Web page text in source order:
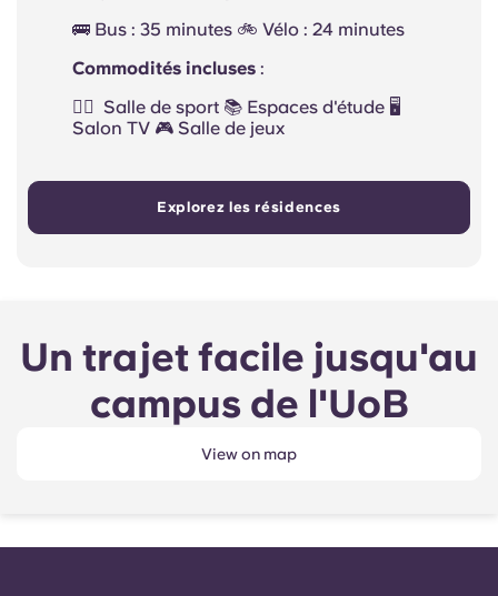
🚌 Bus : 35 minutes 🚲 Vélo : 24 minutes
Commodités incluses :
🏋️‍♂️ ️ Salle de sport 📚 Espaces d'étude 🖥️
Salon TV 🎮 Salle de jeux
Explorez les résidences
Un trajet facile jusqu'au
campus de l'UoB
View on map